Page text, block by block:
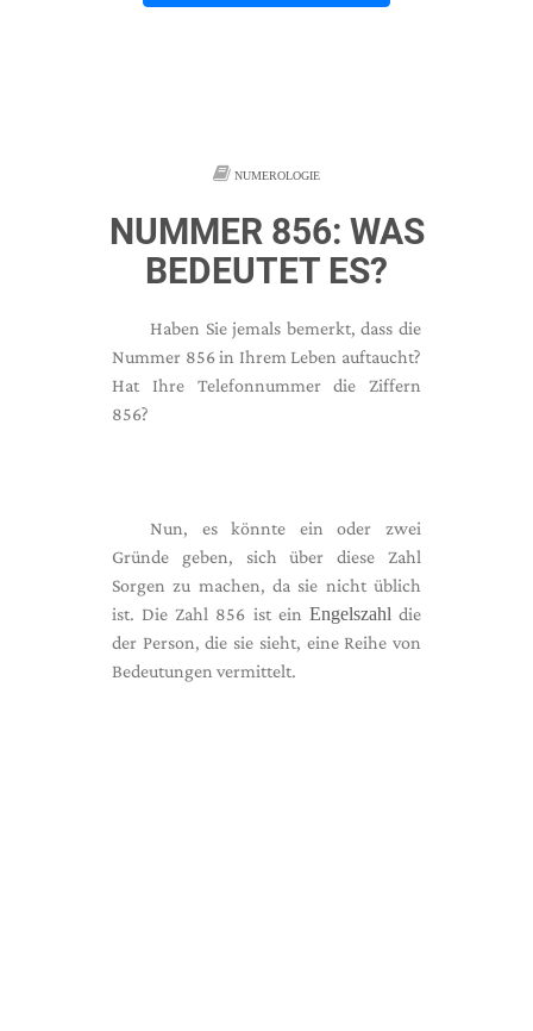
NUMEROLOGIE
NUMMER 856: WAS
BEDEUTET ES?
Haben Sie jemals bemerkt, dass die
Nummer 856 in Ihrem Leben auftaucht?
Hat Ihre Telefonnummer die Ziffern
856?
Nun, es könnte ein oder zwei
Gründe geben, sich über diese Zahl
Sorgen zu machen, da sie nicht üblich
ist. Die Zahl 856 ist ein Engelszahl die
der Person, die sie sieht, eine Reihe von
Bedeutungen vermittelt.